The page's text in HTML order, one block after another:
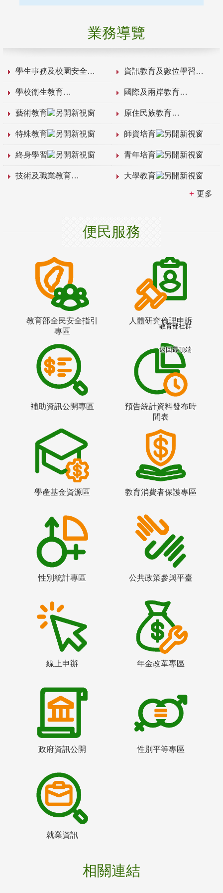
業務導覽
學生事務及校園安全 資訊教育及數位學習
學校衛生教育 國際及兩岸教育
藝術教育 原住民族教育
特殊教育 師資培育
終身學習 青年培育
技術及職業教育 大學教育
更多
便民服務
教育部全民安全指引
專區
人體研究倫理申訴
補助資訊公開專區
預告統計資料發布時
間表
學產基金資源區 教育消費者保護專區
性別統計專區 公共政策參與平臺
線上申辦 年金改革專區
政府資訊公開 性別平等專區
就業資訊
相關連結
教育部社群
返回最頂端